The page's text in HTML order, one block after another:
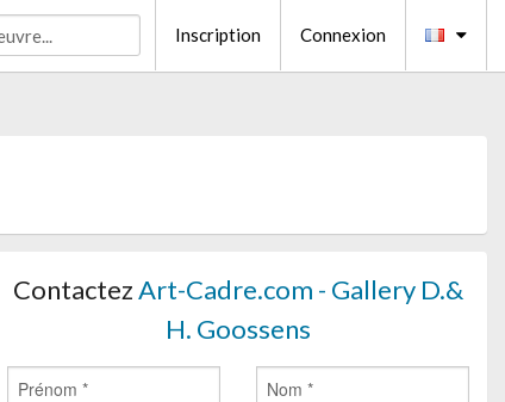
Inscription Connexion
ContactezArt-Cadre.com - Gallery D.&
H. Goossens